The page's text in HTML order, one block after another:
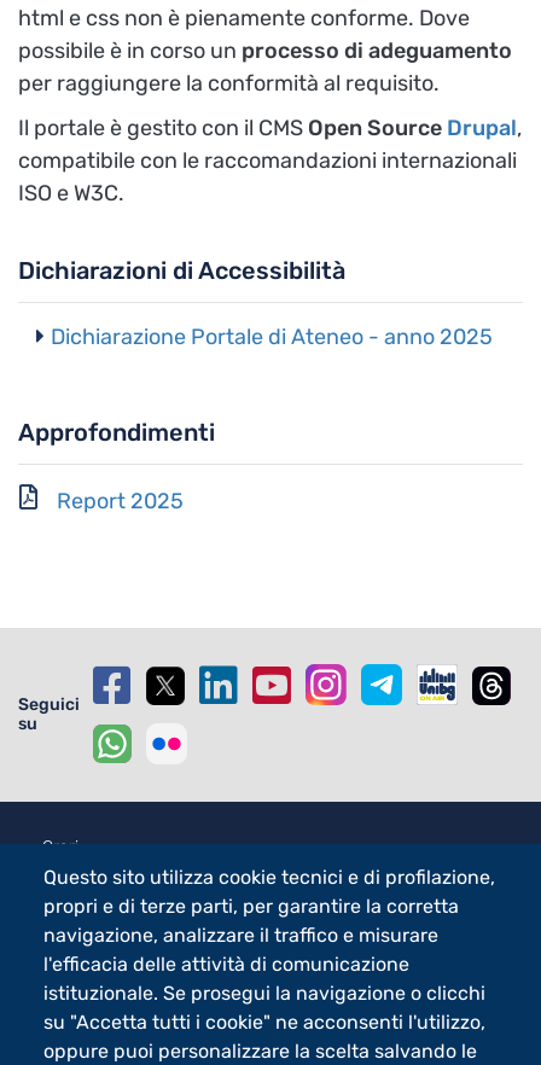
html e css non è pienamente conforme. Dove
possibile è in corso un processo di adeguamento
per raggiungere la conformità al requisito.
Il portale è gestito con il CMS Open Source Drupal,
compatibile con le raccomandazioni internazionali
ISO e W3C.
Dichiarazioni di Accessibilità
Dichiarazione Portale di Ateneo - anno 2025
Approfondimenti
Report 2025
Questo sito utilizza cookie tecnici e di profilazione,
propri e di terze parti, per garantire la corretta
navigazione, analizzare il traffico e misurare
l'efficacia delle attività di comunicazione
istituzionale. Se prosegui la navigazione o clicchi
su "Accetta tutti i cookie" ne acconsenti l'utilizzo,
oppure puoi personalizzare la scelta salvando le
Seguici
su
Footer - 2
Orari
eLearning
Footer - 3
Merchandising
Sostieni UniBg - 5x1000
Università degli studi di Bergamo